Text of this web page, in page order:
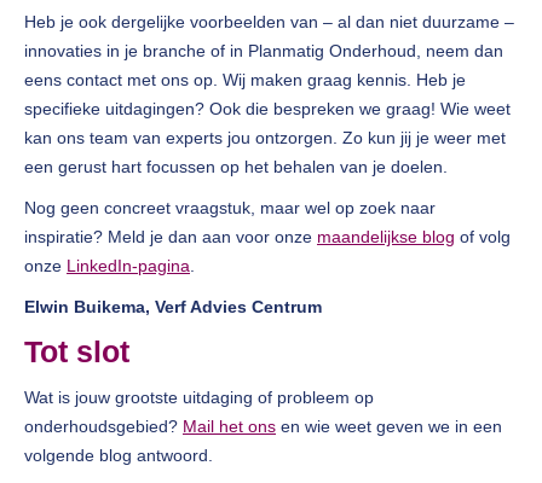
Heb je ook dergelijke voorbeelden van – al dan niet duurzame –
innovaties in je branche of in Planmatig Onderhoud, neem dan
eens contact met ons op. Wij maken graag kennis. Heb je
specifieke uitdagingen? Ook die bespreken we graag! Wie weet
kan ons team van experts jou ontzorgen. Zo kun jij je weer met
een gerust hart focussen op het behalen van je doelen.
Nog geen concreet vraagstuk, maar wel op zoek naar
inspiratie? Meld je dan aan voor onze maandelijkse blog of volg
onze LinkedIn-pagina
Elwin Buikema, Verf Advies Centrum
Tot slot
Wat is jouw grootste uitdaging of probleem op
onderhoudsgebied? Mail het ons en wie weet geven we in een
volgende blog antwoord.